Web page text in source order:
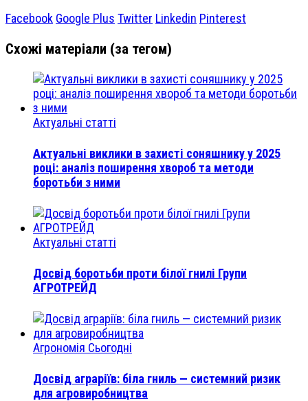
Facebook Google Plus Twitter Linkedin Pinterest
Схожі матеріали (за тегом)
Актуальні статті
Актуальні виклики в захисті соняшнику у 2025
році: аналіз поширення хвороб та методи
боротьби з ними
Актуальні статті
Досвід боротьби проти білої гнилі Групи
АГРОТРЕЙД
Агрономія Сьогодні
Досвід аграріїв: біла гниль — системний ризик
для агровиробництва